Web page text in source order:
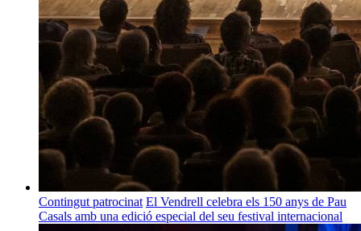
Contingut patrocinat El Vendrell celebra els 150 anys de Pau
Casals amb una edició especial del seu festival internacional